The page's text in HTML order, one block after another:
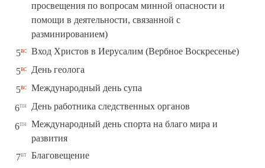
просвещения по вопросам минной опасности и
помощи в деятельности, связанной с
разминированием)
5вс Вход Христов в Иерусалим (Вербное Воскресенье)
5вс День геолога
5вс Международный день супа
6пн День работника следственных органов
6пн Международный день спорта на благо мира и
развития
7вт Благовещение